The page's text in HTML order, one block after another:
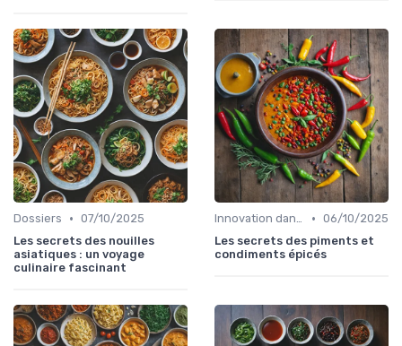
Dossiers • 07/10/2025
Les secrets des nouilles
asiatiques : un voyage
culinaire fascinant
Innovation dans la food • 06/10/2025
Les secrets des piments et
condiments épicés